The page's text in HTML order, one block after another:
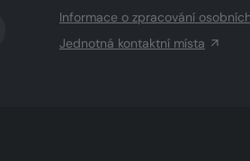
Informace o zpracování
Jednotná kontaktní místa